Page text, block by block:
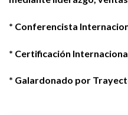
* Conferencista
* Certificación
* Galardonado por